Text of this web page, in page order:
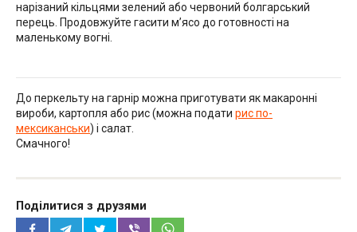
нарізаний кільцями зелений або червоний болгарський
перець. Продовжуйте гасити м’ясо до готовності на
маленькому вогні.
До перкельту на гарнір можна приготувати як макаронні
вироби, картопля або рис (можна подати рис по-
мексиканськи) і салат.
Смачного!
Поділитися з друзями